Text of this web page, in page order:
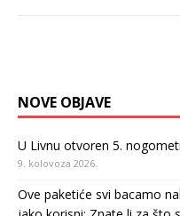
NOVE OBJAVE
U Livnu otvoren 5.
9. kolovoza 2026.
Ove paketiće svi bacamo